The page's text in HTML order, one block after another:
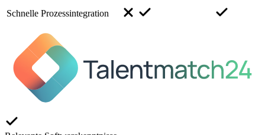
Schnelle Prozessintegration